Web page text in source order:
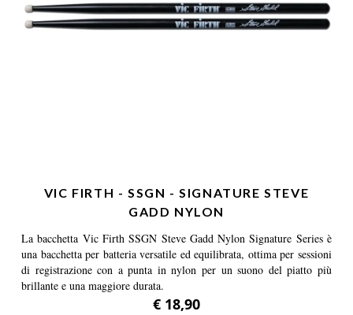
VIC FIRTH - SSGN - SIGNATURE STEVE
GADD NYLON
La bacchetta Vic Firth SSGN Steve Gadd Nylon Signature Series è
una bacchetta per batteria versatile ed equilibrata, ottima per sessioni
di registrazione con a punta in nylon per un suono del piatto più
brillante e una maggiore durata.
€ 18,90